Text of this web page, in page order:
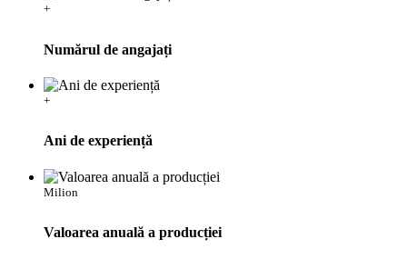
+
Numărul de angajați
+
Ani de experiență
Milion
Valoarea anuală a producției